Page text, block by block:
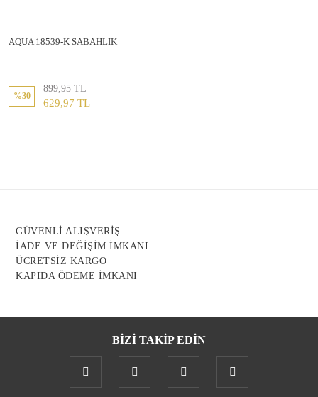
AQUA 18539-K SABAHLIK
%30
899,95 TL
629,97 TL
GÜVENLİ ALIŞVERİŞ
İADE VE DEĞİŞİM İMKANI
ÜCRETSİZ KARGO
KAPIDA ÖDEME İMKANI
BİZİ TAKİP EDİN